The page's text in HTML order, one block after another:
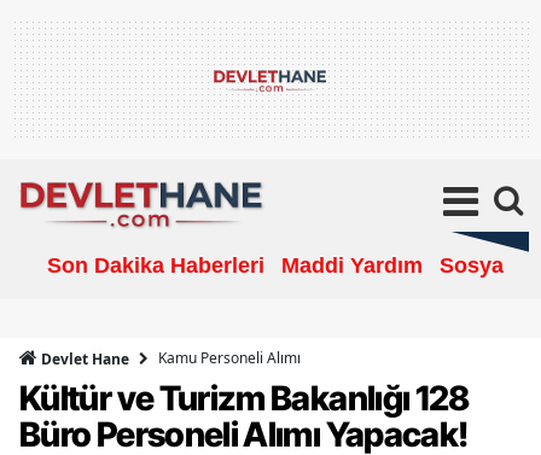
Son Dakika Haberleri Maddi Yardım Sosyal
Devlet Hane Kamu Personeli Alımı
Kültür ve Turizm Bakanlığı 128
Büro Personeli Alımı Yapacak!